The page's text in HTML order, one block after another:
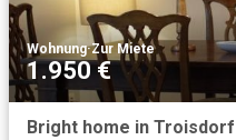
Wohnung·Zur Miete
1.950 €
Bright home in Troisdorf